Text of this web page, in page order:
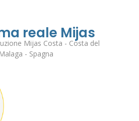
reale Mijas
Mijas Costa - Costa del
- Spagna